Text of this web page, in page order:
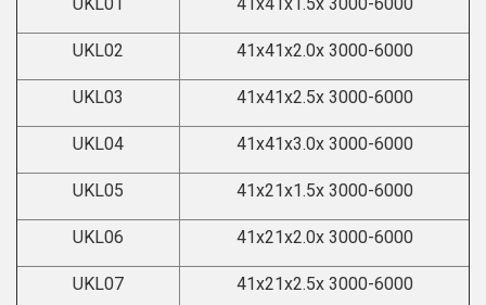
UKL02 41x41x2.0x 3000-6000
UKL03 41x41x2.5x 3000-6000
UKL04 41x41x3.0x 3000-6000
UKL05 41x21x1.5x 3000-6000
UKL06 41x21x2.0x 3000-6000
UKL07 41x21x2.5x 3000-6000